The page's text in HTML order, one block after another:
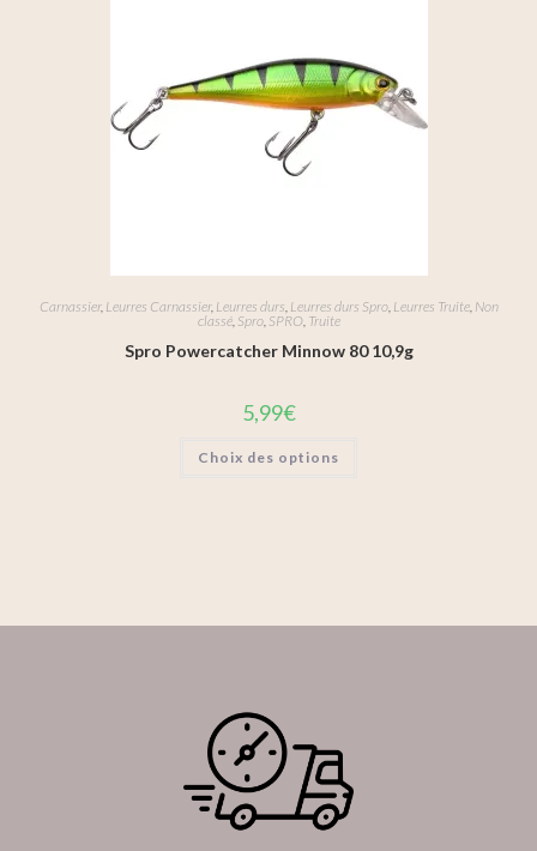
Carnassier, Leurres Carnassier, Leurres durs, Leurres durs Spro, Leurres Truite, Non
classé, Spro, SPRO, Truite
Spro Powercatcher Minnow 80 10,9g
5,99€
Choix des options